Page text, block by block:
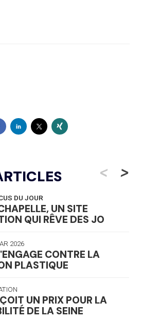
<
DU JOUR
UN SITE
QUI RÊVE DES JO
2026
CONTRE LA
PLASTIQUE
UN PRIX POUR LA
DE LA SEINE
>